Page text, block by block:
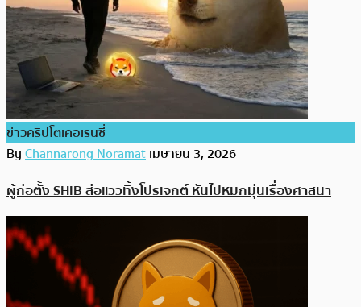
ข่าวคริปโตเคอเรนซี่
ByChannarong Noramatเมษายน 3, 2026
ผู้ก่อตั้ง SHIB ส่อแววทิ้งโปรเจกต์ หันไปหมกมุ่นเรื่องศาสนา